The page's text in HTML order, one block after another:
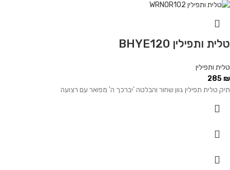
טלית ותפילין BHYE120
טלית ותפילין
285₪
תיק טלית תפילין גוון שחור והבלטה 'יברכך ה' מפואר עם רצועה